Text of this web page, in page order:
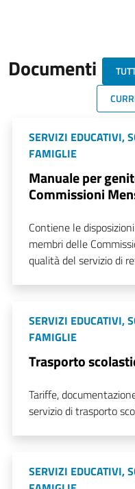
Documenti
SERVIZI EDUCATIVI,
FAMIGLIE
Manuale per
Commissioni
Contiene le
membri delle
qualità del servizio di
SERVIZI EDUCATIVI,
FAMIGLIE
Trasporto
Tariffe,
servizio di trasporto
SERVIZI EDUCATIVI,